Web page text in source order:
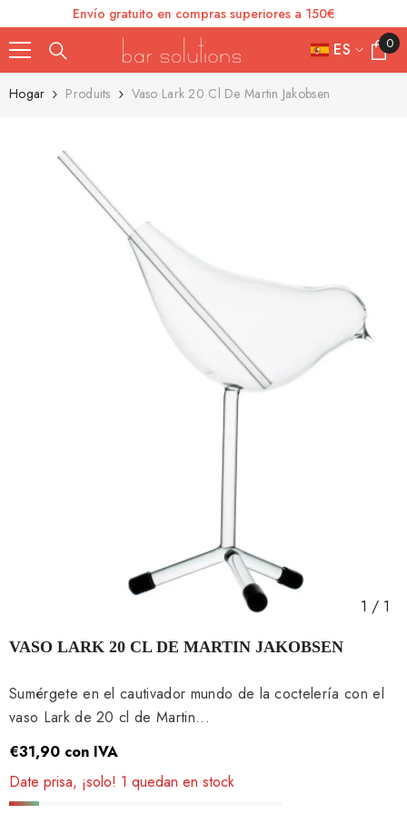
SKIP TO CONTENT
Envío gratuito en compras superiores a 150€
ES
FR
0
0
Hogar Produits Vaso Lark 20 Cl De Martin Jakobsen
1 / 1
VASO LARK 20 CL DE MARTIN JAKOBSEN
Sumérgete en el cautivador mundo de la coctelería con el
vaso Lark de 20 cl de Martin...
€31,90 con IVA
Date prisa, ¡solo! 1 quedan en stock